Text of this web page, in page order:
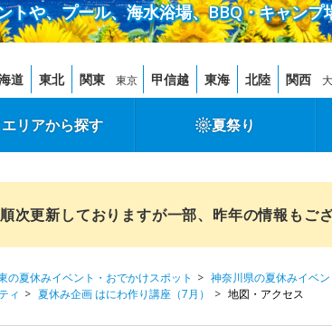
トや、プール、海水浴場、BBQ・キャン
道 東北 関東 東京 甲信越 東海 北陸 関西
エリアから探す 夏祭り
次更新しておりますが一部、昨年の情報もご
の夏休みイベント・おでかけスポット
神奈川県の夏休みイベ
ィ
夏休み企画 はにわ作り講座（7月） 地図・アクセス